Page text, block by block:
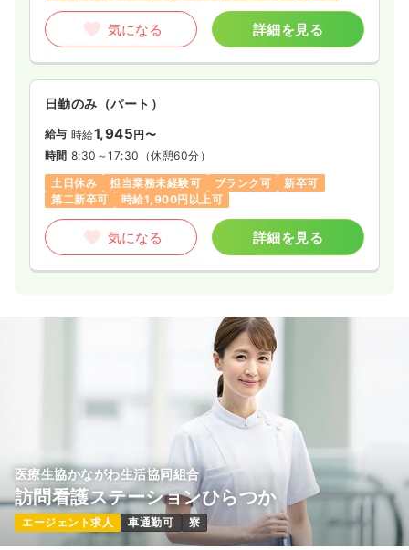
気になる 詳細を見る
日勤のみ（パート）
給与 時給1,945円〜
時間 8:30～17:30 （休憩60分）
土日休み
担当業務未経験可 ブランク可
新卒可
第二新卒可
時給1,900円以上可
気になる 詳細を見る
医療生協かながわ生活協同組合
訪問看護ステーションひらつか
エージェント求人 車通勤可 寮